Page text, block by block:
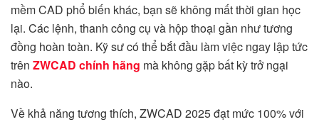
mềm CAD phổ biến khác, bạn sẽ không mất thời gian học
lại. Các lệnh, thanh công cụ và hộp thoại gần như tương
đồng hoàn toàn. Kỹ sư có thể bắt đầu làm việc ngay lập tức
trên ZWCAD chính hãng mà không gặp bất kỳ trở ngại
nào.
Về khả năng tương thích, ZWCAD 2025 đạt mức 100% với